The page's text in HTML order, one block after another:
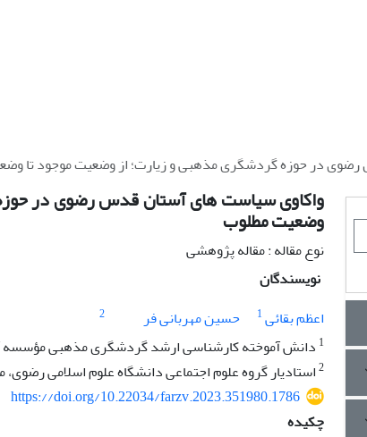
در حوزه گردشگری مذهبی و زیارت؛ از وضعیت موجود تا
واکاوی سیاست های آستان قدس رضوی در
وضعیت مطلوب
نوع مقاله : مقاله پژوهشی
نویسندگان
اعظم بقائی1 حسین مهربانی فر
2
1 دانش آموخته کارشناسی ارشد گردشگری مذهبی مؤسسه
2استادیار گروه علوم اجتماعی دانشگاه علوم اسلامی رضوی،
https://doi.org/10.22034/farzv.2023.351980.1786
چکیده